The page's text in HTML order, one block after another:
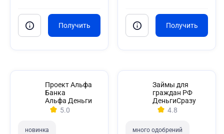
Проект Альфа
Банка
Альфа Деньги
5.0
новинка
Займы для
граждан РФ
ДеньгиСразу
4.8
много одобрений